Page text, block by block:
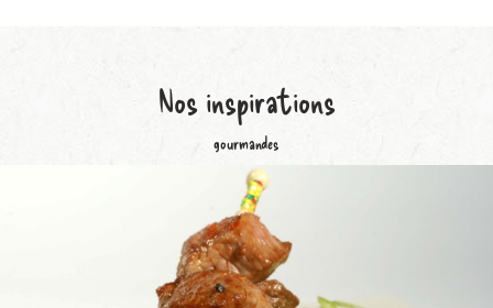
Nos inspirations
gourmandes